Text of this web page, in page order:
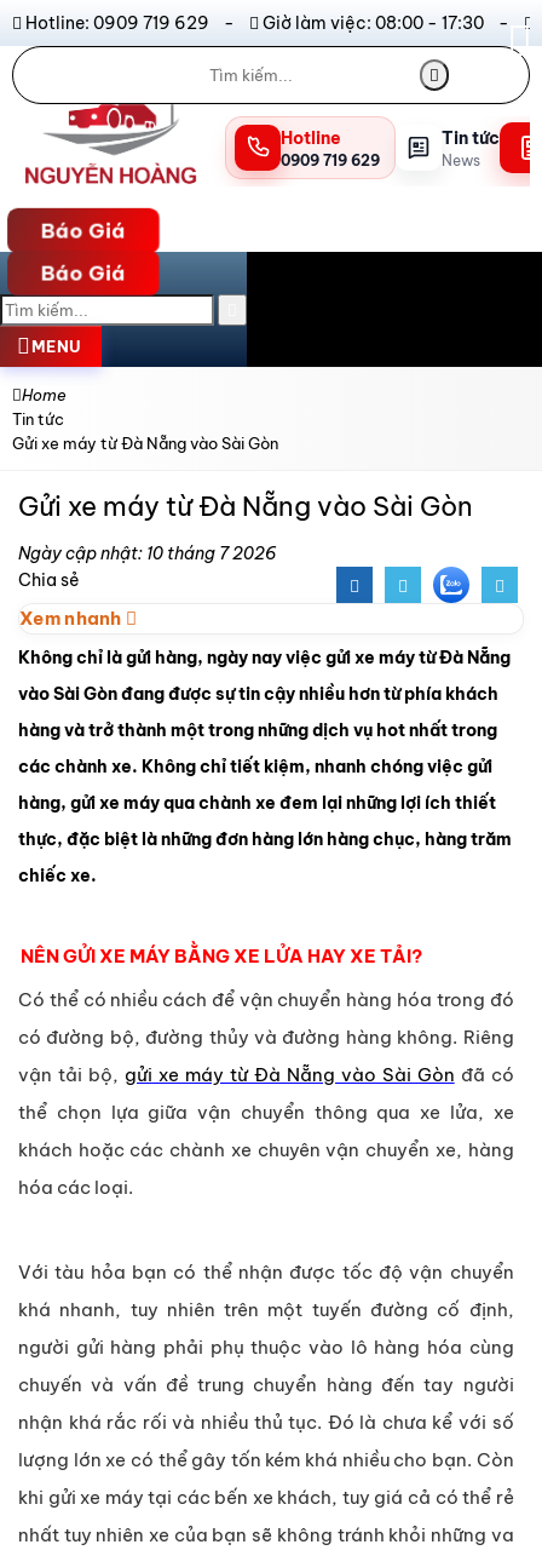
Hotline: 0909 719 629 - Giờ làm việc: 08:00 - 17:30 -
Báo Giá
Hotline
0909 719 629
Tin tức
News
Báo Giá
MENU
Home
Tin tức
Gửi xe máy từ Đà Nẵng vào Sài Gòn
Gửi xe máy từ Đà Nẵng vào Sài Gòn
Ngày cập nhật: 10 tháng 7 2026
Chia sẻ
Xem nhanh
Không chỉ là gửi hàng, ngày nay việc gửi xe máy từ Đà Nẵng
vào Sài Gòn đang được sự tin cậy nhiều hơn từ phía khách
hàng và trở thành một trong những dịch vụ hot nhất trong
các chành xe. Không chỉ tiết kiệm, nhanh chóng việc gửi
hàng, gửi xe máy qua chành xe đem lại những lợi ích thiết
thực, đặc biệt là những đơn hàng lớn hàng chục, hàng trăm
chiếc xe.
NÊN GỬI XE MÁY BẰNG XE LỬA HAY XE TẢI?
Có thể có nhiều cách để vận chuyển hàng hóa trong đó
có đường bộ, đường thủy và đường hàng không. Riêng
vận tải bộ, gửi xe máy từ Đà Nẵng vào Sài Gòn đã có
thể chọn lựa giữa vận chuyển thông qua xe lửa, xe
khách hoặc các chành xe chuyên vận chuyển xe, hàng
hóa các loại.
Với tàu hỏa bạn có thể nhận được tốc độ vận chuyển
khá nhanh, tuy nhiên trên một tuyến đường cố định,
người gửi hàng phải phụ thuộc vào lô hàng hóa cùng
chuyến và vấn đề trung chuyển hàng đến tay người
nhận khá rắc rối và nhiều thủ tục. Đó là chưa kể với số
lượng lớn xe có thể gây tốn kém khá nhiều cho bạn. Còn
khi gửi xe máy tại các bến xe khách, tuy giá cả có thể rẻ
nhất tuy nhiên xe của bạn sẽ không tránh khỏi những va